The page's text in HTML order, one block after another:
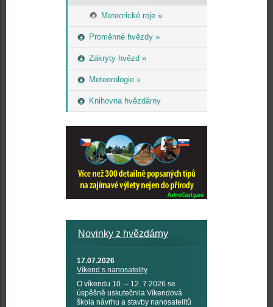
Meteorické roje »
Proměnné hvězdy »
Zákryty hvězd »
Meteorologie »
Knihovna hvězdárny
Novinky z hvězdárny
17.07.2026
Víkend s nanosatelity
O víkendu 10. – 12. 7 2026 se
úspěšně uskutečnila Víkendová
škola návrhu a stavby nanosatelitů